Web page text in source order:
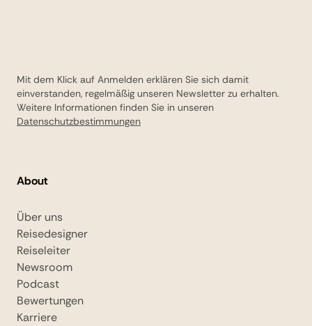
Mit dem Klick auf Anmelden erklären Sie sich damit
einverstanden, regelmäßig unseren Newsletter zu erhalten.
Weitere Informationen finden Sie in unseren
Datenschutzbestimmungen
About
Über uns
Reisedesigner
Reiseleiter
Newsroom
Podcast
Bewertungen
Karriere